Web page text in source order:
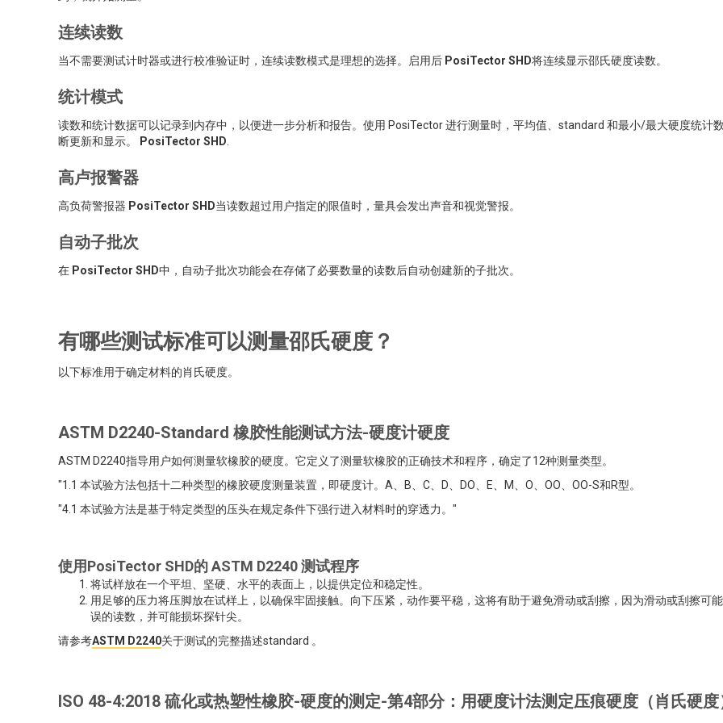
连续读数
当不需要测试计时器或进行校准验证时，连续读数模式是理想的选择。启用后 PosiTector SHD将连续显示邵氏硬度读数。
统计模式
读数和统计数据可以记录到内存中，以便进一步分析和报告。使用 PosiTector 进行测量时，平均值、standard 和最小/最大硬度统计
断更新和显示。
PosiTector SHD
高卢报警器
高负荷警报器 PosiTector SHD当读数超过用户指定的限值时，量具会发出声音和视觉警报。
自动子批次
在 PosiTector SHD中，自动子批次功能会在存储了必要数量的读数后自动创建新的子批次。
有哪些测试标准可以测量邵氏硬度？
以下标准用于确定材料的肖氏硬度。
ASTM D2240-Standard 橡胶性能测试方法-硬度计硬度
ASTM D2240指导用户如何测量软橡胶的硬度。它定义了测量软橡胶的正确技术和程序，确定了12种测量类型。
"1.1 本试验方法包括十二种类型的橡胶硬度测量装置，即硬度计。A、B、C、D、DO、E、M、O、OO、OO-S和R型。
"4.1 本试验方法是基于特定类型的压头在规定条件下强行进入材料时的穿透力。"
使用PosiTector SHD的 ASTM D2240 测试程序
将试样放在一个平坦、坚硬、水平的表面上，以提供定位和稳定性。
用足够的压力将压脚放在试样上，以确保牢固接触。向下压紧，动作要平稳，这将有助于避免滑动或刮擦，因为滑动或刮擦可
误的读数，并可能损坏探针尖。
请参考ASTM D2240关于测试的完整描述standard 。
ISO 48-4:2018 硫化或热塑性橡胶-硬度的测定-第4部分：用硬度计法测定压痕硬度（肖氏硬度